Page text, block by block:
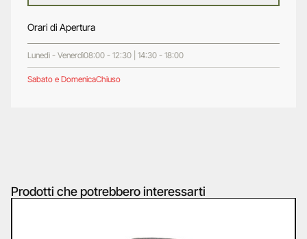
Orari di Apertura
Lunedì - Venerdì08:00 - 12:30 | 14:30 - 18:00
Sabato e DomenicaChiuso
Prodotti che potrebbero interessarti